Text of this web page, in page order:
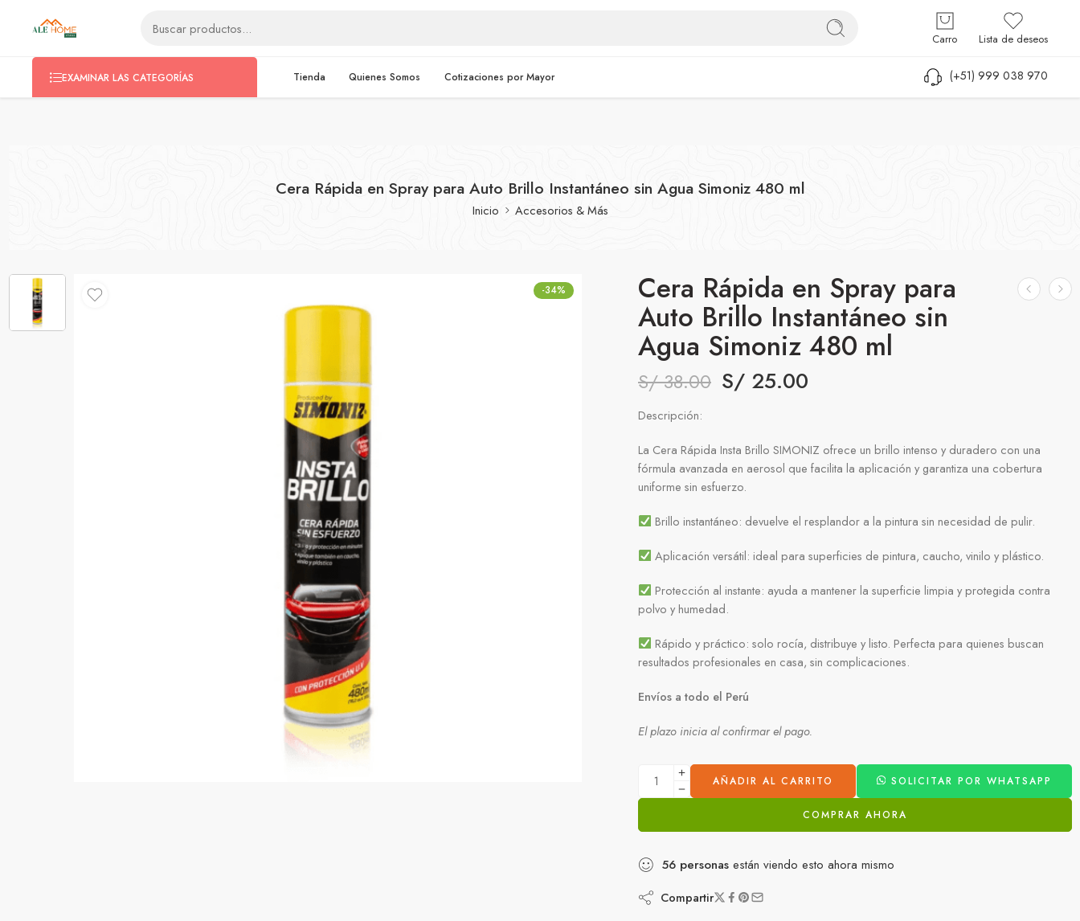
ventas@alehomestore.com Iniciar sesión / Registrarse
Carro Lista de deseos
EXAMINAR LAS CATEGORÍAS Tienda Quienes Somos Cotizaciones por Mayor (+51) 999 038 970
Cera Rápida en Spray para Auto Brillo Instantáneo sin Agua Simoniz 480 ml
Inicio Accesorios & Más
-34% Cera Rápida en Spray para
Auto Brillo Instantáneo sin
Agua Simoniz 480 ml
S/38.00 S/ 25.00
Descripción:
La Cera Rápida Insta Brillo SIMONIZ ofrece un brillo intenso y duradero con una
fórmula avanzada en aerosol que facilita la aplicación y garantiza una cobertura
uniforme sin esfuerzo.
Brillo instantáneo: devuelve el resplandor a la pintura sin necesidad de pulir.
Aplicación versátil: ideal para superficies de pintura, caucho, vinilo y plástico.
Protección al instante: ayuda a mantener la superficie limpia y protegida contra
polvo y humedad.
Rápido y práctico: solo rocía, distribuye y listo. Perfecta para quienes buscan
resultados profesionales en casa, sin complicaciones.
Envíos a todo el Perú
El plazo inicia al confirmar el pago.
AÑADIR AL CARRITO SOLICITAR POR WHATSAPP
COMPRAR AHORA
56 personas están viendo esto ahora mismo
Compartir